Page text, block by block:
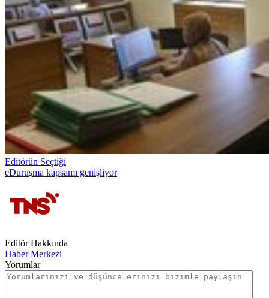
Editörün Seçtiği
eDuruşma kapsamı genişliyor
Editör Hakkında
Haber Merkezi
Yorumlar